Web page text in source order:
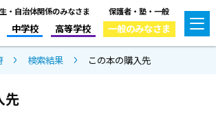
・自治体関係のみなさま
中学校 高等学校
保護者・塾・一般
一般のみなさま
検索結果 この本の購入先
先